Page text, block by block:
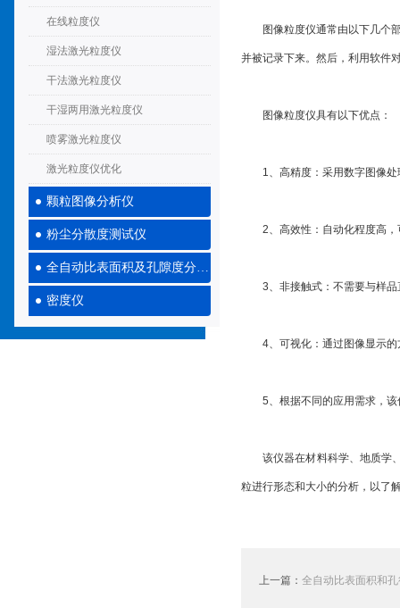
在线粒度仪
湿法激光粒度仪
干法激光粒度仪
干湿两用激光粒度仪
喷雾激光粒度仪
激光粒度仪优化
颗粒图像分析仪
粉尘分散度测试仪
全自动比表面积及孔隙度分析仪
密度仪
图像粒度仪通常由以下几个部
并被记录下来。然后，利用软件
图像粒度仪具有以下优点：
1、高精度：采用数字图像处
2、高效性：自动化程度高，
3、非接触式：不需要与样品
4、可视化：通过图像显示的
5、根据不同的应用需求，该
该仪器在材料科学、地质学、
粒进行形态和大小的分析，以了
上一篇： 全自动比表面积和